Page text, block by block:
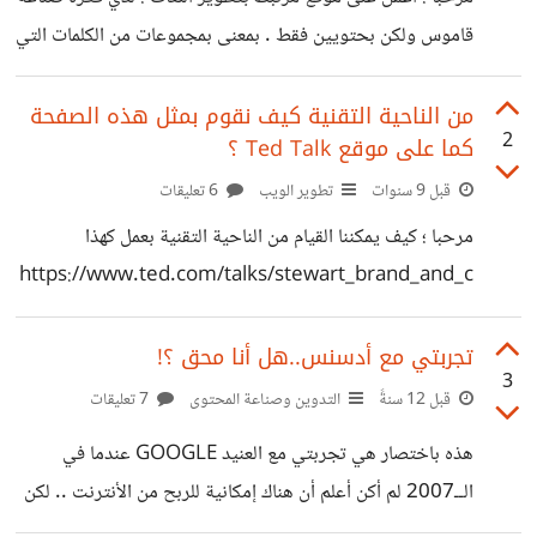
التواصل مع شركة الاتسضافة . شخصيا لا أعرف ماهي هذه
الشركة كل ما اعرفه صديقي الذي اعطاني هذا الركن وارفع
قاموس ولكن بحتويين فقط . بمعنى بمجموعات من الكلمات التي
يتعرف عليها الطالب أو الباحث خلال فترة دراسته في السنوات
الاربع أو الخمس . كيف يمكنني ذلك ؟ وهل هناك إضافة أو
سكربت يدعم الفكرة على مواقع تعتمد على ووربريس ؟ وكيف
يمكن الاستفادة من فكرة " البحث " في ووبربريس بحيث تضع
قائمة بالكلمات التي يمكن البحث فيها ؟ أنتظر أفكاركم
واقتراحاتكم ... وشكرا
2
من الناحية التقنية كيف نقوم بمثل هذه الصفحة
كما على موقع Ted Talk ؟
قبل 9 سنوات تطوير الويب
مرحبا ؛ كيف يمكننا القيام من الناحية التقنية بعمل كهذا
https://www.ted.com/talks/stewart_brand_and_c
hris_anderson_mammoths_resurrected_geoengi
neering_and_other_thoughts_from_a_futurist/tra
nscript بحيث يكون كلام المحاضر يظهر مع النص بشكل تلقائي
تلقائيا إلى نفس النقطة . جرب بنفسك من الرابط . أرجو ممن
لديه فكرة عن الموضوع أن يساعدني في فهم الطريقة المعتمدة
3
تجربتي مع أدسنس..هل أنا محق ؟!
قبل 12 سنةً التدوين وصناعة المحتوى
هذه باختصار هي تجربتي مع العنيد GOOGLE عندما في
الــ2007 لم أكن أعلم أن هناك إمكانية للربح من الأنترنت .. لكن